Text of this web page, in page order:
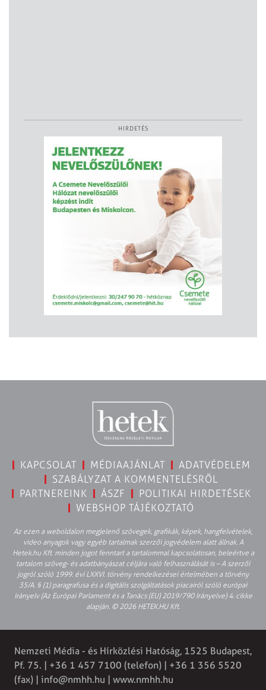
HIRDETÉS
KAPCSOLAT MÉDIAAJÁNLAT
ADATVÉDELEM
SZABÁLYZAT A KOMMENTELÉSRŐL
PARTNEREINK
ÁSZF
POLITIKAI HIRDETÉSEK
WEBSHOP TÁJÉKOZTATÓ
Az ezen a weboldalon megjelenő szövegek, grafikák, képek, hangfelvételek,
video anyagok vagy egyéb tartalmak szerzői jogvédelem alatt állnak. A
Hetek.hu Kft. minden jogot fenntart a tartalommal kapcsolatosan, beleértve a
tartalom szöveg- és adatbányászat céljára való felhasználását is – A szerzői
jogról szóló 1999. évi LXXVI. törvény rendelkezései értelmében a törvény
35/A. § (1) paragrafusa és a digitális szolgáltatások piacairól szóló európai
irányelv (Az Európai Parlament és a Tanács (EU) 2019/790 Irányelve) 4. cikke
alapján. © 2026 HETEK.HU Kft.
Nemzeti Média - és Hírközlési Hatóság, 1525 Budapest,
Pf. 75. | +36 1 457 7100 (telefon) | +36 1 356 5520
(fax) | info@nmhh.hu | www.nmhh.hu